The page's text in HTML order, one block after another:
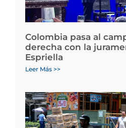
Colombia pasa al
derecha con la
Espriella
Leer Más >>